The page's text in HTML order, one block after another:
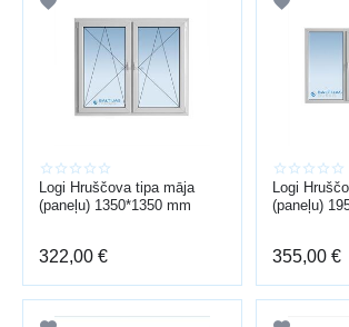
Logi Hruščova tipa māja
(paneļu) 1350*1350 mm
322,00 €
Logi
(paneļu)
355,00 €